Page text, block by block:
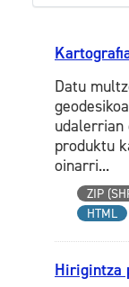
Datu
udalerrian
produktu
oinarri...
ZIP
HTML
Hirigintza